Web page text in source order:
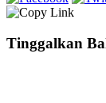
Tinggalkan